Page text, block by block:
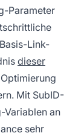
Parameter
Link-
dieser
Mit SubID-
Variablen an
sehr